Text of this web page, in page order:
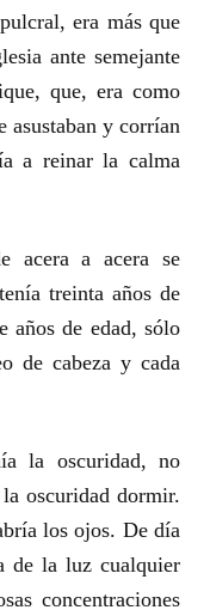
era más que
ante semejante
que, era como
asustaban y corrían
a reinar la calma
acera a acera se
treinta años de
años de edad, sólo
de cabeza y cada
la oscuridad, no
oscuridad dormir.
los ojos. De día
de la luz cualquier
concentraciones